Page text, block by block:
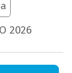
2026